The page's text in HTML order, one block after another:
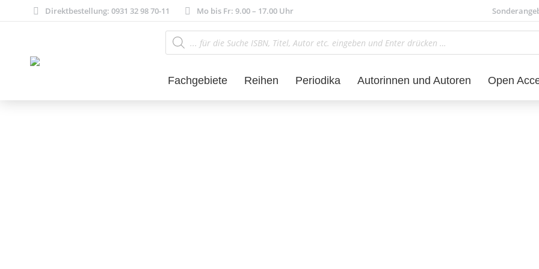
Direktbestellung: 0931 32 98 70-11 Mo bis Fr: 9.00 – 17.00 Uhr
Products
search
Fachgebiete Reihen Periodika Autorinnen und Autoren Open